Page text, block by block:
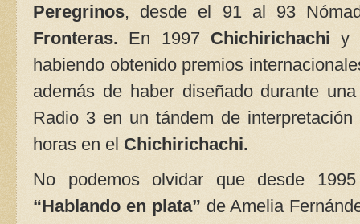
Peregrinos, desde el 91 al 93
Fronteras. En 1997 Chichirichachiy
habiendo obtenido premios
además de haber diseñado durante
Radio 3 en un tándem de
horas en el Chichirichachi.
No podemos olvidar que desde
“Hablando en plata” de Amelia